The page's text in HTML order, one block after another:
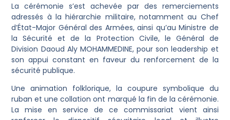
La cérémonie s’est achevée par des remerciements
adressés à la hiérarchie militaire, notamment au Chef
d’État-Major Général des Armées, ainsi qu’au Ministre de
la Sécurité et de la Protection Civile, le Général de
Division Daoud Aly MOHAMMEDINE, pour son leadership et
son appui constant en faveur du renforcement de la
sécurité publique.
Une animation folklorique, la coupure symbolique du
ruban et une collation ont marqué la fin de la cérémonie.
La mise en service de ce commissariat vient ainsi